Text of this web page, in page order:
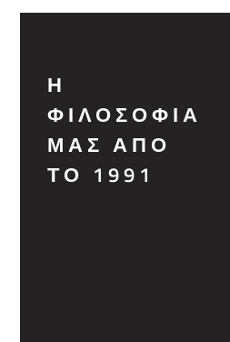
Η
ΦΙΛΟΣΟΦΙΑ
ΜΑΣ ΑΠΟ
ΤΟ 1991